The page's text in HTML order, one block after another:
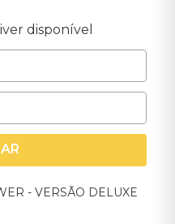
disponível
- VERSÃO DELUXE